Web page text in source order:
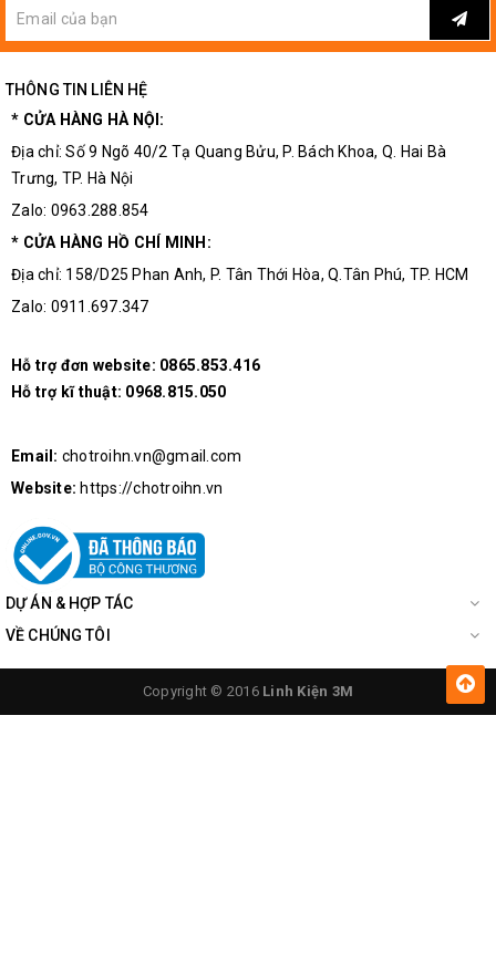
THÔNG TIN LIÊN HỆ
* CỬA HÀNG HÀ NỘI:
Địa chỉ: Số 9 Ngõ 40/2 Tạ Quang Bửu, P. Bách Khoa, Q. Hai Bà
Trưng, TP. Hà Nội
Zalo: 0963.288.854
* CỬA HÀNG HỒ CHÍ MINH:
Địa chỉ: 158/D25 Phan Anh, P. Tân Thới Hòa, Q.Tân Phú, TP. HCM
Zalo: 0911.697.347
Hỗ trợ đơn website: 0865.853.416
Hỗ trợ kĩ thuật: 0968.815.050
Email: chotroihn.vn@gmail.com
Website: https://chotroihn.vn
DỰ ÁN & HỢP TÁC
VỀ CHÚNG TÔI
Copyright © 2016 Linh Kiện 3M